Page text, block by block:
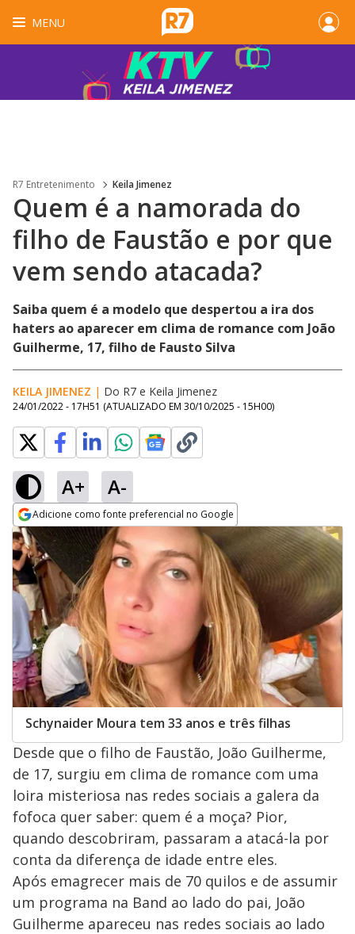
MENU
R7 Entretenimento Keila Jimenez
Quem é a namorada do
filho de Faustão e por que
vem sendo atacada?
Saiba quem é a modelo que despertou a ira dos
haters ao aparecer em clima de romance com João
Guilherme, 17, filho de Fausto Silva
KEILA JIMENEZ | Do R7 e Keila Jimenez
24/01/2022 - 17H51 (ATUALIZADO EM 30/10/2025 - 15H00)
A+ A-
Adicione como fonte preferencial no Google
Opens in new window
Schynaider Moura tem 33 anos e três filhas
Desde que o filho de Faustão, João Guilherme,
de 17, surgiu em clima de romance com uma
loira misteriosa nas redes sociais a galera da
fofoca quer saber: quem é a moça? Pior,
quando descobriram, passaram a atacá-la por
conta da diferença de idade entre eles.
Após emagrecer mais de 70 quilos e de assumir
um programa na Band ao lado do pai, João
Guilherme apareceu nas redes sociais ao lado